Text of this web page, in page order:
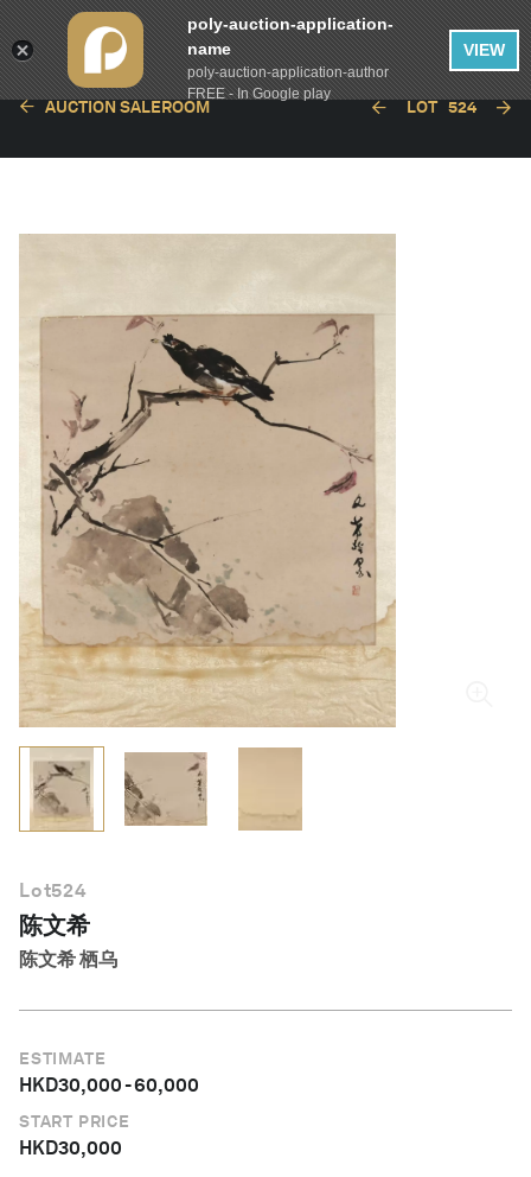
简体中文
AUCTION SALEROOM LOT 524
Lot524
陈文希
陈文希 栖乌
ESTIMATE
HKD30,000-60,000
START PRICE
HKD30,000
poly-auction-application-
name
poly-auction-application-author
FREE - In Google play
VIEW